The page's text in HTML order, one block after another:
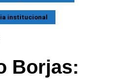
institucional
Borjas: